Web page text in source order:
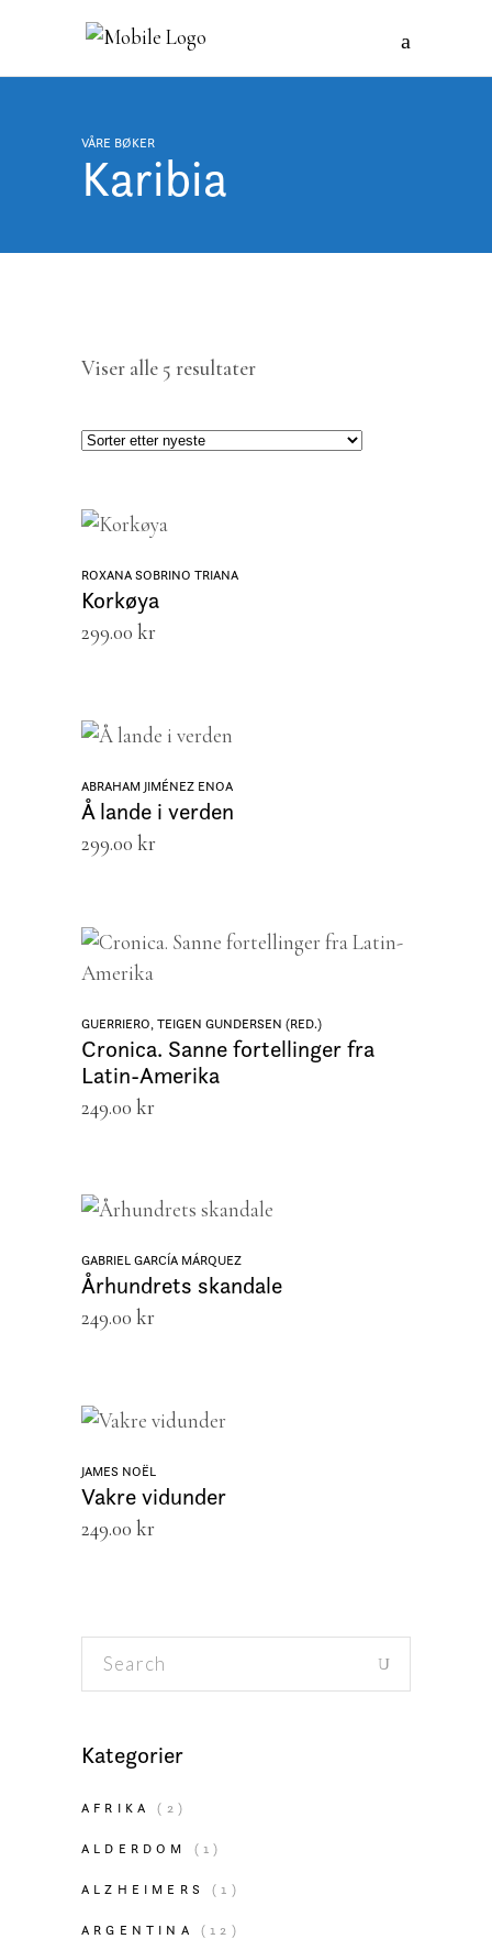
VÅRE BØKER
Karibia
Viser alle 5 resultaterSortert
LEGG I HANDLEKURV
ROXANA SOBRINO TRIANA
Korkøya
299.00 kr
ABRAHAM JIMÉNEZ ENOA
Å lande i verden
299.00 kr
LEGG I HANDLEKURV
GUERRIERO, TEIGEN GUNDERSEN (RED.)
Cronica. Sanne fortellinger fra
Latin-Amerika
249.00 kr
GABRIEL GARCÍA MÁRQUEZ
Århundrets skandale
249.00 kr
JAMES NOËL
Vakre vidunder
249.00 kr
Search
Kategorier
AFRIKA (2)
ALDERDOM (1)
ALZHEIMERS (1)
ARGENTINA (12)